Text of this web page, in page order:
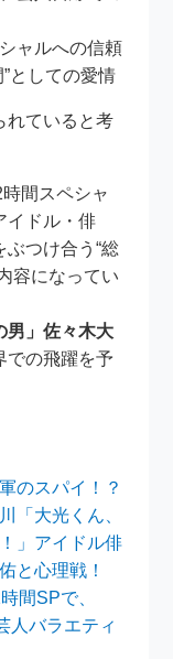
ャルへの信頼
としての愛情
れていると考
間スペシャ
イドル・俳
つけ合う“総
容になってい
男」佐々木大
での飛躍を予
のスパイ！？
「大光くん、
」アイドル俳
と心理戦！
間SPで、
人バラエティ